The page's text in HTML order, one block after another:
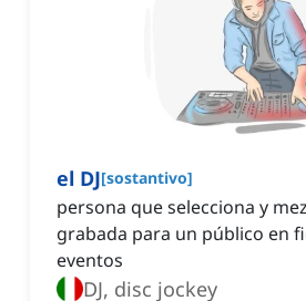
el DJ[sostantivo]
persona que selecciona y
grabada para un público en
eventos
DJ, disc jockey